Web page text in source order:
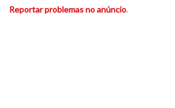
Reportar problemas no anúncio.